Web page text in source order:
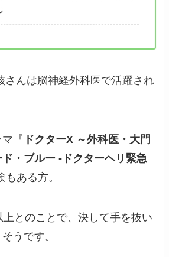
さんは脳神経外科医で活躍され
『 ドクターX ～外科医・大門
ド・ブルー -ドクターヘリ緊急
もある方。
とのことで、決して手を抜い
うです。